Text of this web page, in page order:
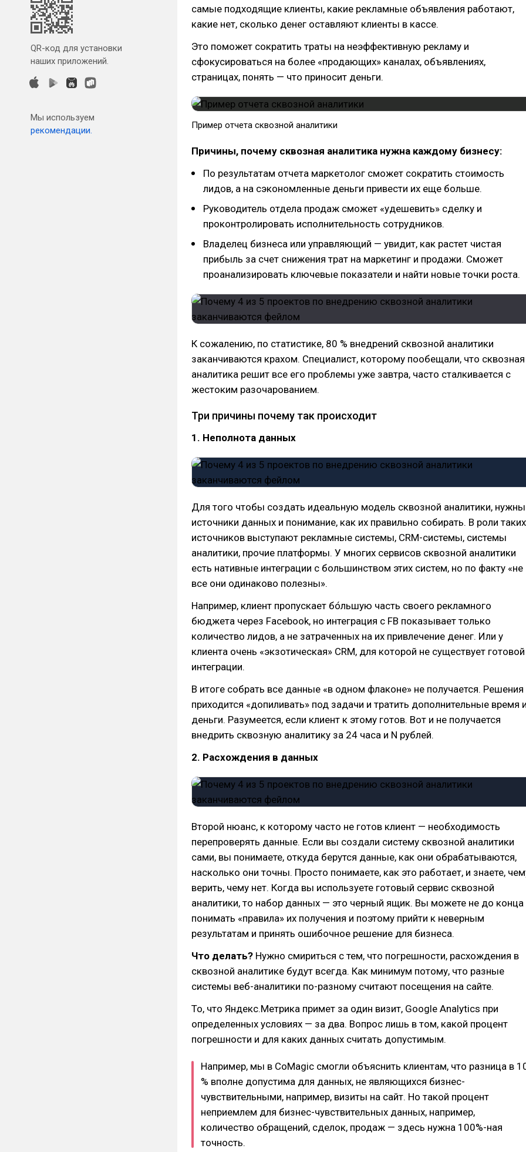
QR-код для установки
наших приложений.
Мы используем
рекомендации.
самые подходящие клиенты, какие рекламные объявления работают,
какие нет, сколько денег оставляют клиенты в кассе.
Это поможет сократить траты на неэффективную рекламу и
сфокусироваться на более «продающих» каналах, объявлениях,
страницах, понять — что приносит деньги.
Пример отчета сквозной аналитики
Причины, почему сквозная аналитика нужна каждому бизнесу:
По результатам отчета маркетолог сможет сократить стоимость
лидов, а на сэкономленные деньги привести их еще больше.
Руководитель отдела продаж сможет «удешевить» сделку и
проконтролировать исполнительность сотрудников.
Владелец бизнеса или управляющий — увидит, как растет чистая
прибыль за счет снижения трат на маркетинг и продажи. Сможет
проанализировать ключевые показатели и найти новые точки роста.
К сожалению, по статистике, 80 % внедрений сквозной аналитики
заканчиваются крахом. Специалист, которому пообещали, что сквозная
аналитика решит все его проблемы уже завтра, часто сталкивается с
жестоким разочарованием.
Три причины почему так происходит
1. Неполнота данных
Для того чтобы создать идеальную модель сквозной аналитики, нужны
источники данных и понимание, как их правильно собирать. В роли таких
источников выступают рекламные системы, CRM-системы, системы
аналитики, прочие платформы. У многих сервисов сквозной аналитики
есть нативные интеграции с большинством этих систем, но по факту «не
все они одинаково полезны».
Например, клиент пропускает бо́льшую часть своего рекламного
бюджета через Facebook, но интеграция с FB показывает только
количество лидов, а не затраченных на их привлечение денег. Или у
клиента очень «экзотическая» CRM, для которой не существует готовой
интеграции.
В итоге собрать все данные «в одном флаконе» не получается. Решения
приходится «допиливать» под задачи и тратить дополнительные время
деньги. Разумеется, если клиент к этому готов. Вот и не получается
внедрить сквозную аналитику за 24 часа и N рублей.
2. Расхождения в данных
Второй нюанс, к которому часто не готов клиент — необходимость
перепроверять данные. Если вы создали систему сквозной аналитики
сами, вы понимаете, откуда берутся данные, как они обрабатываются,
насколько они точны. Просто понимаете, как это работает, и знаете,
верить, чему нет. Когда вы используете готовый сервис сквозной
аналитики, то набор данных — это черный ящик. Вы можете не до конца
понимать «правила» их получения и поэтому прийти к неверным
результатам и принять ошибочное решение для бизнеса.
Что делать? Нужно смириться с тем, что погрешности, расхождения в
сквозной аналитике будут всегда. Как минимум потому, что разные
системы веб-аналитики по-разному считают посещения на сайте.
То, что Яндекс.Метрика примет за один визит, Google Analytics при
определенных условиях — за два. Вопрос лишь в том, какой процент
погрешности и для каких данных считать допустимым.
Например, мы в CoMagic смогли объяснить клиентам, что разница в
% вполне допустима для данных, не являющихся бизнес-
чувствительными, например, визиты на сайт. Но такой процент
неприемлем для бизнес-чувствительных данных, например,
количество обращений, сделок, продаж — здесь нужна 100%-ная
точность.